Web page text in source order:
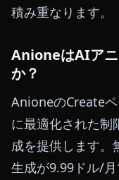
積み重なります。
AnioneはAIアニ
か？
AnioneのCreate
に最適化された制
成を提供します。
生成が9.99ドル/月